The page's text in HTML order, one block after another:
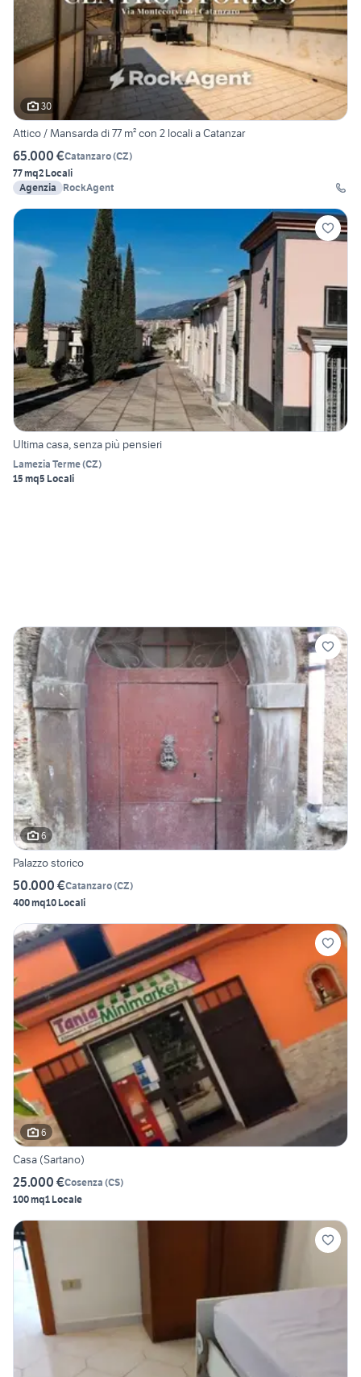
30
Attico / Mansarda di 77 m² con 2 locali a Catanzar
65.000 €Catanzaro(CZ)
77 mq2 Locali
Agenzia
RockAgent
Ultima casa, senza più pensieri
Lamezia Terme(CZ)
15 mq5 Locali
6
Palazzo storico
50.000 €Catanzaro(CZ)
400 mq10 Locali
6
Casa (Sartano)
25.000 €Cosenza (CS)
100 mq1 Locale